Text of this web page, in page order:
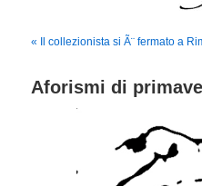
« Il collezionista si Ã¨ fermato a
Aforismi di